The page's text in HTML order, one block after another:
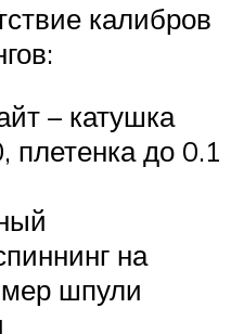
калибров
– катушка
плетенка до 0.1
на
шпули